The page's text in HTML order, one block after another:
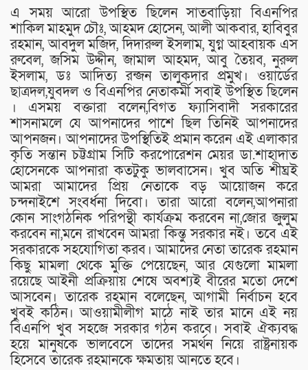
এ সময় আরো উপস্থিত ছিলেন সাতবাড়িয়া বিএনপির
শাকিল মাহমুদ চৌঃ, আহমদ হোসেন, আলী আকবার, হাবিবুর
রহমান, আবদুল মজিদ, দিদারুল ইসলাম, যুগ্ন আহবায়ক এস
রুবেল, জসিম উদ্দীন, জামাল আহমদ, আবু তৈয়ব, নুরুল
ইসলাম, ডঃ আদিত্য রন্জন তালুকদার প্রমুখ। ওয়ার্ডের
ছাত্রদল,যুবদল ও বিএনপির নেতাকর্মী সবাই উপস্থিত ছিলেন
। এসময় বক্তারা বলেন,বিগত ফ্যাসিবাদী সরকারের
শাসনামলে যে আপনাদের পাশে ছিল তিনিই আপনাদের
আপনজন। আপনাদের উপস্থিতিই প্রমান করেন এই এলাকার
কৃতি সন্তান চট্টগ্রাম সিটি করপোরেশন মেয়র ডা.শাহাদাত
হোসেনকে আপনারা কতটুকু ভালবাসেন। খুব অতি শীঘ্রই
আমরা আমাদের প্রিয় নেতাকে বড় আয়োজন করে
চন্দনাইশে সংবর্ধনা দিবো। তারা আরো বলেন,আপনারা
কোন সাংগঠনিক পরিপন্থী কার্যক্রম করবেন না,জোর জুলুম
করবেন না,মনে রাখবেন আমরা কিন্তু সরকার নই। তবে এই
সরকারকে সহযোগিতা করব। আমাদের নেতা তারেক রহমান
কিছু মামলা থেকে মুক্তি পেয়েছেন, আর যেগুলো মামলা
রয়েছে আইনী প্রক্রিয়ায় শেষে অবশ্যই বীরের মতো দেশে
আসবেন। তারেক রহমান বলেছেন, আগামী নির্বাচন হবে
খুবই কঠিন। আওয়ামীলীগ মাঠে নাই তার মানে এই নয়
বিএনপি খুব সহজে সরকার গঠন করবে। সবাই ঐক্যবদ্ধ
হয়ে মানুষকে ভালবেসে তাদের সমর্থন নিয়ে রাষ্ট্রনায়ক
হিসেবে তারেক রহমানকে ক্ষমতায় আনতে হবে।